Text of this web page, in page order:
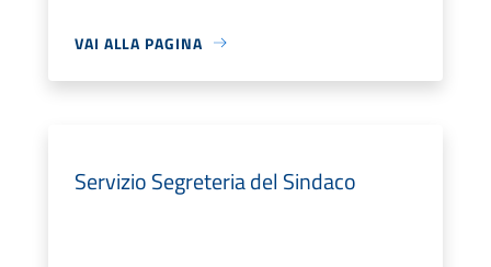
VAI ALLA PAGINA
Servizio Segreteria del Sindaco